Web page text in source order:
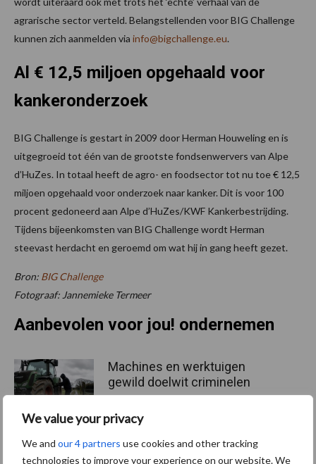
We value your privacy
We and our 4 partners use cookies and other tracking
technologies to improve your experience on our website. We
agrarische sector verteld. Belangstellenden voor BIG Challenge
kunnen zich aanmelden via info@bigchallenge.eu.
Al € 12,5 miljoen opgehaald voor
kankeronderzoek
BIG Challenge is gestart in 2009 door Herman Houweling en is
uitgegroeid tot één van de grootste fondsenwervers van Alpe
d’HuZes. In totaal heeft de agro- en foodsector tot nu toe € 12,5
miljoen opgehaald voor onderzoek naar kanker. Dit is voor 100
procent gedoneerd aan Alpe d’HuZes/KWF Kankerbestrijding.
Tijdens bijeenkomsten van BIG Challenge wordt Herman
steevast herdacht en geroemd om wat hij in gang heeft gezet.
Bron: BIG Challenge
Fotograaf: Jannemieke Termeer
Aanbevolen voor jou! ondernemen
Machines en werktuigen
gewild doelwit criminelen
Hoe track & trace-systemen